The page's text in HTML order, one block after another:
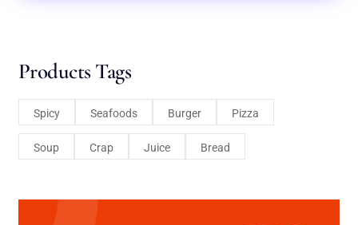
Products Tags
Spicy Seafoods Burger Pizza
Soup Crap Juice Bread